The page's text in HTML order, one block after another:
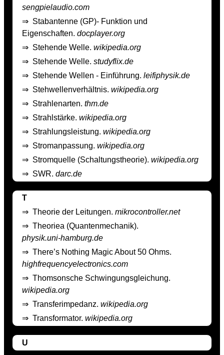
sengpielaudio.com
⇒ Stabantenne (GP)- Funktion und
Eigenschaften. docplayer.org
⇒ Stehende Welle. wikipedia.org
⇒ Stehende Welle. studyflix.de
⇒ Stehende Wellen - Einführung. leifiphysik.de
⇒ Stehwellenverhältnis. wikipedia.org
⇒ Strahlenarten. thm.de
⇒ Strahlstärke. wikipedia.org
⇒ Strahlungsleistung. wikipedia.org
⇒ Stromanpassung. wikipedia.org
⇒ Stromquelle (Schaltungstheorie). wikipedia.org
⇒ SWR. darc.de
T
⇒ Theorie der Leitungen. mikrocontroller.net
⇒ Theoriea (Quantenmechanik).
physik.uni-hamburg.de
⇒ There’s Nothing Magic About 50 Ohms.
highfrequencyelectronics.com
⇒ Thomsonsche Schwingungsgleichung.
wikipedia.org
⇒ Transferimpedanz. wikipedia.org
⇒ Transformator. wikipedia.org
U